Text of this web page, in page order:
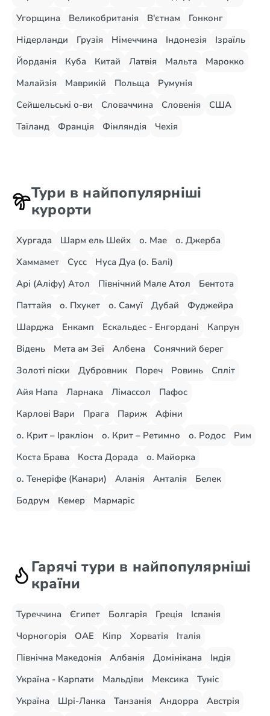
Угорщина
Великобританія В'єтнам
Гонконг
Нідерланди
Грузія Німеччина Індонезія
Ізраїль
Йорданія
Куба Китай Латвія Мальта
Марокко
Малайзія
Маврикій Польща
Румунія
Сейшельські о-ви
Словаччина Словенія
США
Таїланд
Франція Фінляндія Чехія
Тури в найпопулярніші
курорти
Хургада Шарм ель Шейх о. Мае
о. Джерба
Хаммамет
Сусс
Нуса Дуа (о. Балі)
Арі (Аліфу) Атол
Північний Мале Атол
Бентота
Паттайя
о. Пхукет о. Самуї Дубай
Фуджейра
Шарджа
Енкамп Ескальдес - Енгордані
Капрун
Відень
Мета ам Зеї Албена
Сонячний берег
Золоті піски
Дубровник Пореч Ровинь
Спліт
Айя Напа
Ларнака Лімассол
Пафос
Карлові Вари
Прага Париж
Афіни
о. Крит – Іракліон
о. Крит – Ретимно о. Родос
Рим
Коста Брава
Коста Дорада
о. Майорка
о. Тенеріфе (Канари)
Аланія Анталія
Белек
Бодрум
Кемер Мармаріс
Гарячі тури в найпопулярніші
країни
Туреччина Єгипет Болгарія Греція
Іспанія
Чорногорія
ОАЕ Кіпр Хорватія
Італія
Північна Македонія
Албанія Домінікана
Індія
Україна - Карпати
Мальдіви Мексика
Туніс
Україна
Шрі-Ланка Танзанія Андорра
Австрія